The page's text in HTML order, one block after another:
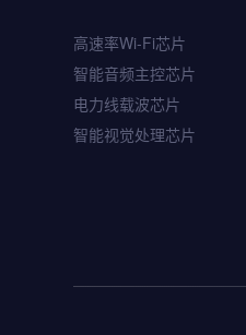
高速率Wi-Fi芯片
智能音频主控芯片
电力线载波芯片
智能视觉处理芯片